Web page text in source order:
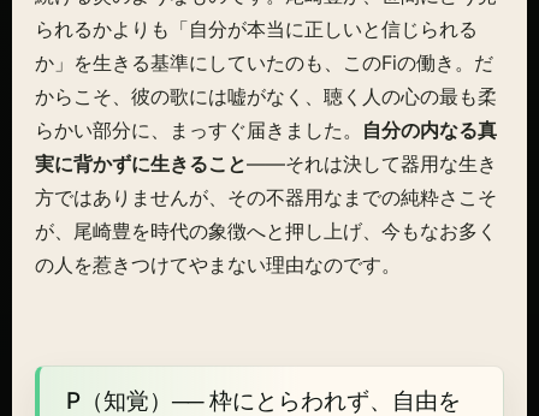
られるかよりも「自分が本当に正しいと信じられる
か」を生きる基準にしていたのも、このFiの働き。だ
からこそ、彼の歌には嘘がなく、聴く人の心の最も柔
らかい部分に、まっすぐ届きました。 自分の内なる真
実に背かずに生きること——それは決して器用な生き
方ではありませんが、その不器用なまでの純粋さこそ
が、尾崎豊を時代の象徴へと押し上げ、今もなお多く
の人を惹きつけてやまない理由なのです。
P（知覚）── 枠にとらわれず、自由を